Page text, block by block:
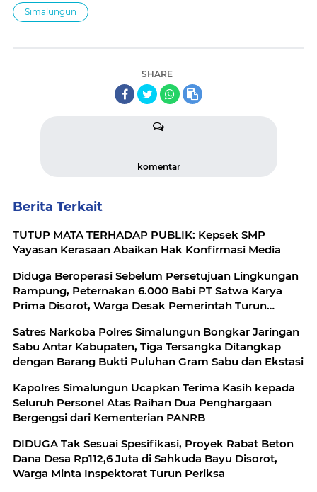
Simalungun
SHARE
komentar
Berita Terkait
TUTUP MATA TERHADAP PUBLIK: Kepsek SMP
Yayasan Kerasaan Abaikan Hak Konfirmasi Media
Diduga Beroperasi Sebelum Persetujuan Lingkungan
Rampung, Peternakan 6.000 Babi PT Satwa Karya
Prima Disorot, Warga Desak Pemerintah Turun
Satres Narkoba Polres Simalungun Bongkar Jaringan
Sabu Antar Kabupaten, Tiga Tersangka Ditangkap
dengan Barang Bukti Puluhan Gram Sabu dan Ekstasi
Kapolres Simalungun Ucapkan Terima Kasih kepada
Seluruh Personel Atas Raihan Dua Penghargaan
Bergengsi dari Kementerian PANRB
DIDUGA Tak Sesuai Spesifikasi, Proyek Rabat Beton
Dana Desa Rp112,6 Juta di Sahkuda Bayu Disorot,
Warga Minta Inspektorat Turun Periksa